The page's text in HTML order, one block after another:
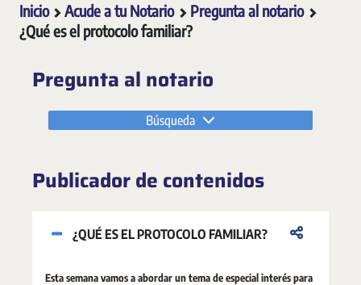
Inicio Acude a tu Notario
Pregunta al notario
¿Qué es el protocolo familiar?
Pregunta al notario
Búsqueda
Publicador de contenidos
¿QUÉ ES EL PROTOCOLO FAMILIAR?
Esta semana vamos a abordar un tema de especial interés para